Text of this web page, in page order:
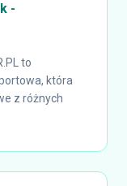
-
to
która
z różnych